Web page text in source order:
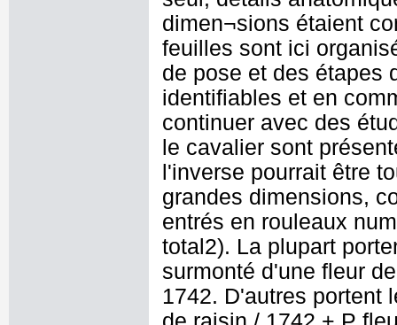
dimen¬sions étaient
feuilles sont ici
de pose et des étapes
identifiables et en
continuer avec des
le cavalier sont
l'inverse pourrait être
grandes dimensions,
entrés en rouleaux
total2). La plupart
surmonté d'une fleur
1742. D'autres portent